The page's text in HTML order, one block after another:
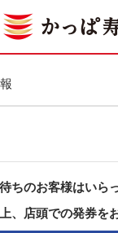
ちのお客様はいら
、店頭での発券を